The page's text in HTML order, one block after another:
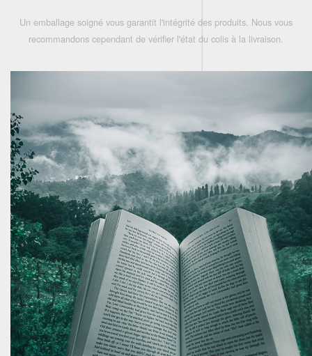
Un emballage soigné vous garantit l'intégrité des produits. Nous vous
recommandons cependant de vérifier l'état du colis à la livraison.